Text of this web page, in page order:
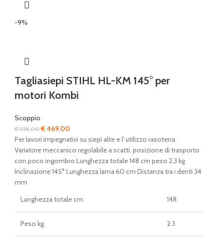
-9%
Tagliasiepi STIHL HL-KM 145° per
motori Kombi
Scoppio
€518,00Il
prezzo
originale
era:
€ 518,00.
€469,00
prezzo
attuale
è:
€ 469,00.
Per lavori impegnativi su siepi alte e l' utilizzo rasoterra.
Variatore meccanico regolabile a scatti. posizione di trasporto
con poco ingombro Lunghezza totale 148 cm peso 2,3 kg
Inclinazione 145° Lunghezza lama 60 cm Distanza tra i denti 34
mm
Lunghezza totale cm
148
Peso kg 2.3